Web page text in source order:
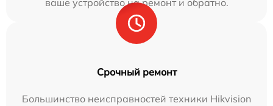
Срочный ремонт
Большинство неисправностей техники Hikvision